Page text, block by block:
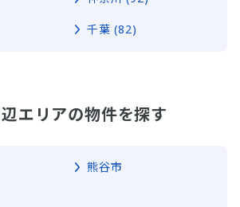
千葉 (82)
エリアの物件を探す
熊谷市